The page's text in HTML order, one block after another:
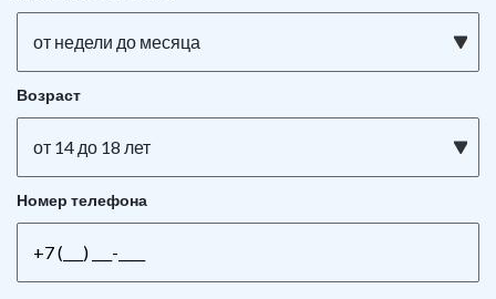
от недели до месяца
Возраст
от 14 до 18 лет
Номер телефона